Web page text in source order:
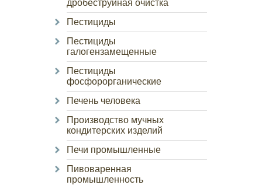
дробеструйная очистка
Пестициды
Пестициды
галогензамещенные
Пестициды
фосфорорганические
Печень человека
Производство мучных
кондитерских изделий
Печи промышленные
Пивоваренная
промышленность